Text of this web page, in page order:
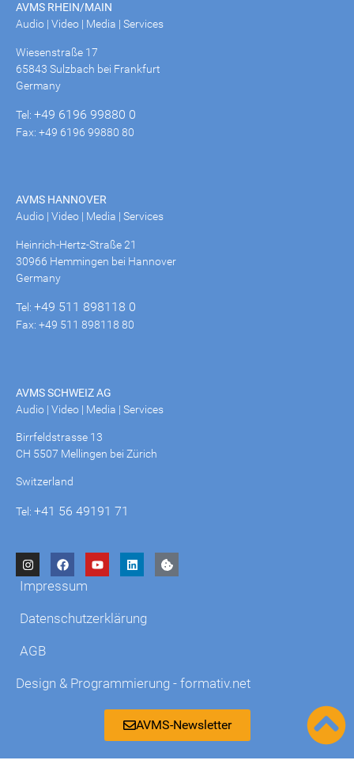
AVMS RHEIN/MAIN
Audio | Video | Media | Services
Wiesenstraße 17
65843 Sulzbach bei Frankfurt
Germany
Tel: +49 6196 99880 0
Fax: +49 6196 99880 80
AVMS HANNOVER
Audio | Video | Media | Services
Heinrich-Hertz-Straße 21
30966 Hemmingen bei Hannover
Germany
Tel: +49 511 898118 0
Fax: +49 511 898118 80
AVMS SCHWEIZ AG
Audio | Video | Media | Services
Birrfeldstrasse 13
CH 5507 Mellingen bei Zürich
Switzerland
Tel: +41 56 49191 71
Impressum
Datenschutzerklärung
AGB
Design & Programmierung - formativ.net
AVMS-Newsletter